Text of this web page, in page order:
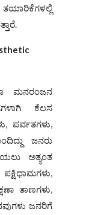
ಮನರಂಜನ
ಕೆಲಸ
ಪರ್ವತಗಳು,
ಜನರು
ಅತ್ಯಂತ
ತಾಣಗಳು,
ಜನರಿಗೆ